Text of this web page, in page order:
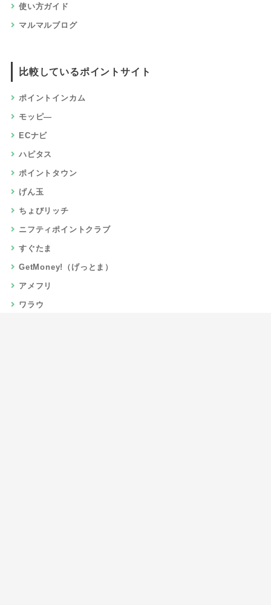
使い方ガイド
マルマルブログ
比較しているポイントサイト
ポイントインカム
モッピ―
ECナビ
ハピタス
ポイントタウン
げん玉
ちょびリッチ
ニフティポイントクラブ
すぐたま
GetMoney!（げっとま）
アメフリ
ワラウ